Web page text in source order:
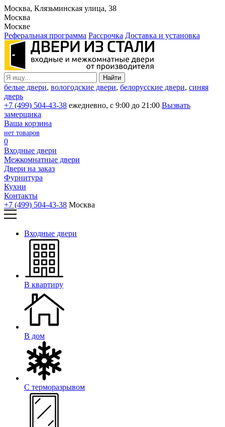
Москва, Клязьминская улица, 38
Москва
Москве
Реферальная программа Рассрочка Доставка и установка
белые двери, вологодские двери, белорусские двери, синяя
дверь
+7 (499) 504-43-38 ежедневно, с 9:00 до 21:00 Вызвать
замерщика
Ваша корзина
нет товаров
0
Входные двери
Межкомнатные двери
Двери на заказ
Фурнитура
Кухни
Контакты
+7 (499) 504-43-38 Москва
Входные двери
В квартиру
В дом
С терморазрывом